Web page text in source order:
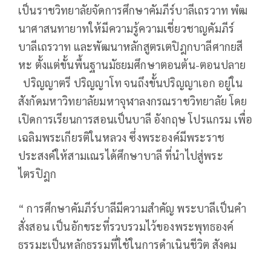
เป็นราชวิทยาลัยจัดการศึกษาคัมภีร์บาลีเถรวาท พํฒ
นาศาสนทายาทให้มีความรู้ความเชี่ยวชาญคัมภีร์
บาลีเถรวาท และพัฒนาหลักสูตรเตปิฎกบาลีศากยสี
หะ ตั้งแต่ขั้นพื้นฐานมัธยมศึกษาตอนต้น-ตอนปลาย
ปริญญาตรี ปริญญาโท จนถึงขั้นปริญญาเอก อยู่ใน
สังกัดมหาวิทยาลัยมหาจุฬาลงกรณราชวิทยาลัย โดย
เปิดการเรียนการสอนเป็นบาลี อังกฤษ โปรแกรม เพื่อ
เฉลิมพระเกียรติในหลวง ซึ่งพระองค์มีพระราช
ประสงค์ให้สามเณรได้ศึกษาบาลี ที่นำไปสู่พระ
ไตรปิฎก
“ การศึกษาคัมภีร์บาลีมีความสำคัญ พระบาลีเป็นคำ
สั่งสอน เป็นอักขระที่รวบรวมไว้ของพระพุทธองค์
ธรรมะเป็นหลักธรรมที่ใช้ในการดำเนินชีวิต สังคม